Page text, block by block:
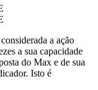
a ação
a sua capacidade
do Max e de sua
Isto é